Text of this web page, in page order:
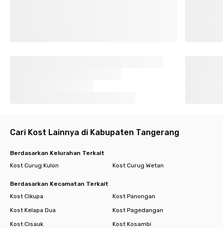
Cari Kost Lainnya di Kabupaten Tangerang
Berdasarkan Kelurahan Terkait
Kost Curug Kulon
Kost Curug Wetan
Berdasarkan Kecamatan Terkait
Kost Cikupa
Kost Panongan
Kost Kelapa Dua
Kost Pagedangan
Kost Cisauk
Kost Kosambi